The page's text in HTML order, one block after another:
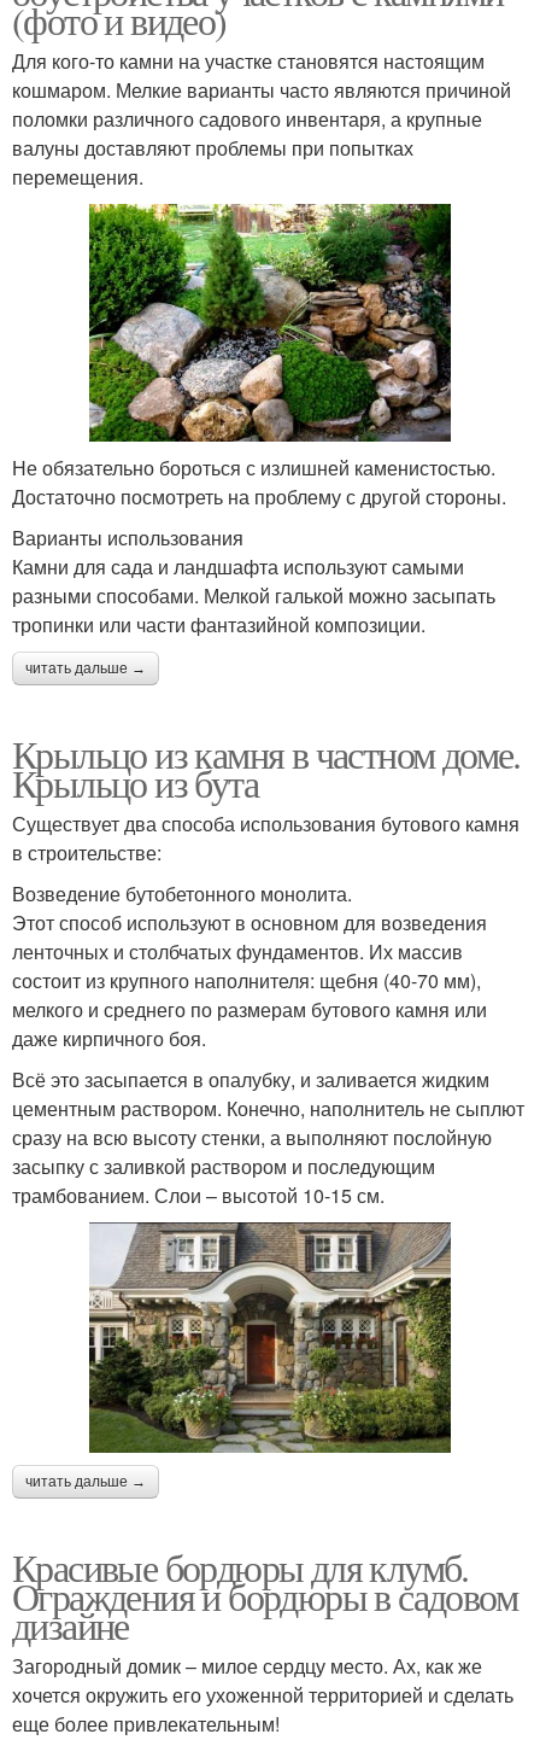
(фото и видео)
Для кого-то камни на участке становятся настоящим
кошмаром. Мелкие варианты часто являются причиной
поломки различного садового инвентаря, а крупные
валуны доставляют проблемы при попытках
перемещения.
Не обязательно бороться с излишней каменистостью.
Достаточно посмотреть на проблему с другой стороны.
Варианты использования
Камни для сада и ландшафта используют самыми
разными способами. Мелкой галькой можно засыпать
тропинки или части фантазийной композиции.
читать дальше →
Крыльцо из камня в частном доме.
Крыльцо из бута
Существует два способа использования бутового камня
в строительстве:
Возведение бутобетонного монолита.
Этот способ используют в основном для возведения
ленточных и столбчатых фундаментов. Их массив
состоит из крупного наполнителя: щебня (40-70 мм),
мелкого и среднего по размерам бутового камня или
даже кирпичного боя.
Всё это засыпается в опалубку, и заливается жидким
цементным раствором. Конечно, наполнитель не сыплют
сразу на всю высоту стенки, а выполняют послойную
засыпку с заливкой раствором и последующим
трамбованием. Слои – высотой 10-15 см.
читать дальше →
Красивые бордюры для клумб.
Ограждения и бордюры в садовом
дизайне
Загородный домик – милое сердцу место. Ах, как же
хочется окружить его ухоженной территорией и сделать
еще более привлекательным!